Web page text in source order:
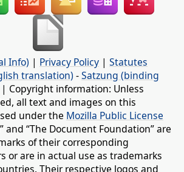
Info) | Privacy Policy | Statutes
translation) -Satzung (binding
| Copyright information: Unless
all text and images on this
under the Mozilla Public License
and “The Document Foundation” are
of their corresponding
or are in actual use as trademarks
Their respective logos and